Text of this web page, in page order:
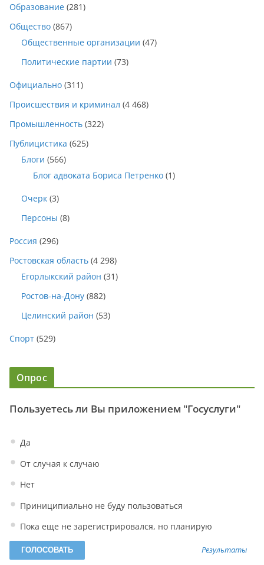
Образование (281)
Общество (867)
Общественные организации (47)
Политические партии (73)
Официально (311)
Происшествия и криминал (4 468)
Промышленность (322)
Публицистика (625)
Блоги (566)
Блог адвоката Бориса Петренко (1)
Очерк (3)
Персоны (8)
Россия (296)
Ростовская область (4 298)
Егорлыкский район (31)
Ростов-на-Дону (882)
Целинский район (53)
Спорт (529)
Опрос
Пользуетесь ли Вы приложением "Госуслуги"
Да
От случая к случаю
Нет
Приниципиально не буду пользоваться
Пока еще не зарегистрировался, но планирую
Результаты